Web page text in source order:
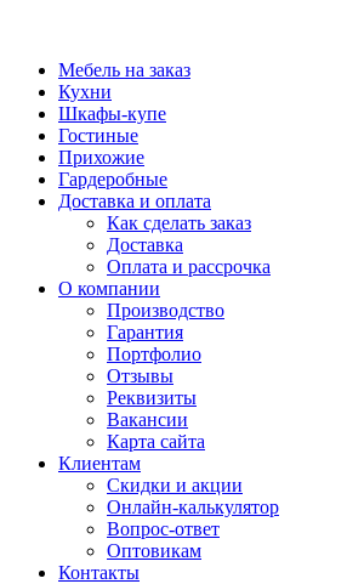
Мебель на заказ
Кухни
Шкафы-купе
Гостиные
Прихожие
Гардеробные
Доставка и оплата
Как сделать заказ
Доставка
Оплата и рассрочка
О компании
Производство
Гарантия
Портфолио
Отзывы
Реквизиты
Вакансии
Карта сайта
Клиентам
Скидки и акции
Онлайн-калькулятор
Вопрос-ответ
Оптовикам
Контакты